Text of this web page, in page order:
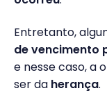
Entretanto,
de vencimento
e nesse caso, a
ser da herança.